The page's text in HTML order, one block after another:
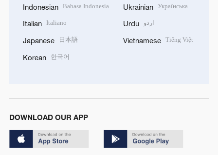
Indonesian Bahasa Indonesia
Italian Italiano
Japanese 日本語
Korean 한국어
Ukrainian Українська
Urdu اردو
Vietnamese Tiếng Việt
DOWNLOAD OUR APP